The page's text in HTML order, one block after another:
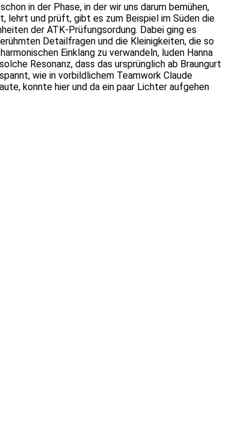
in der Phase, in der wir uns darum bemühen,
lehrt und prüft, gibt es zum Beispiel im Süden die
der ATK-Prüfungsordung. Dabei ging es
Detailfragen und die Kleinigkeiten, die so
Einklang zu verwandeln, luden Hanna
Resonanz, dass das ursprünglich ab Braungurt
wie in vorbildlichem Teamwork Claude
konnte hier und da ein paar Lichter aufgehen